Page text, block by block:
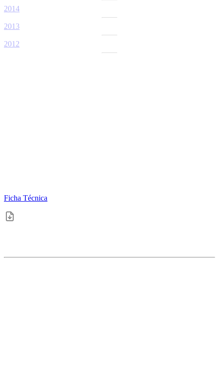
2014
2013
2012
Ficha Técnica